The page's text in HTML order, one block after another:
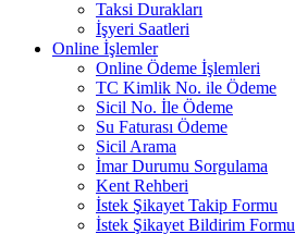
Taksi Durakları
İşyeri Saatleri
Online İşlemler
Online Ödeme İşlemleri
TC Kimlik No. ile Ödeme
Sicil No. İle Ödeme
Su Faturası Ödeme
Sicil Arama
İmar Durumu Sorgulama
Kent Rehberi
İstek Şikayet Takip Formu
İstek Şikayet Bildirim Formu